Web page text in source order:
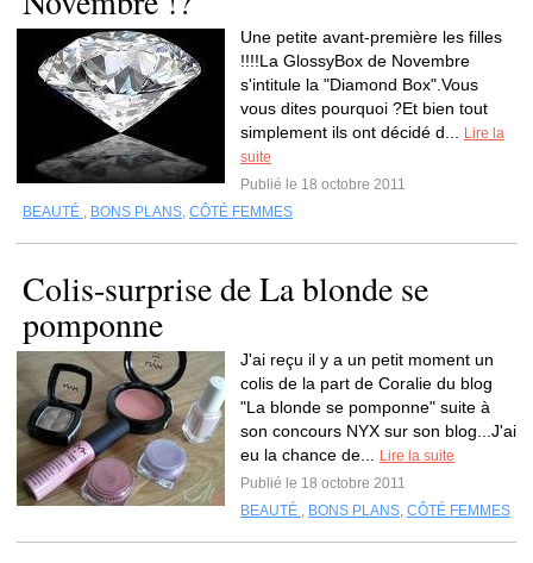
Une petite avant-première les filles
!!!!La GlossyBox de Novembre
s'intitule la "Diamond Box".Vous
vous dites pourquoi ?Et bien tout
simplement ils ont décidé d...
Lire la
suite
Publié le 18 octobre 2011
BEAUTÉ , BONS PLANS, CÔTÉ FEMMES
Colis-surprise de La blonde se
pomponne
J'ai reçu il y a un petit moment un
colis de la part de Coralie du blog
"La blonde se pomponne" suite à
son concours NYX sur son blog...J'ai
eu la chance de...
Lire la suite
Publié le 18 octobre 2011
BEAUTÉ , BONS PLANS, CÔTÉ FEMMES